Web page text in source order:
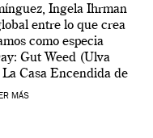
Ingela Ihrman
entre lo que crea
como especia
Gut Weed (Ulva
Casa Encendida de
[…]
MÁS